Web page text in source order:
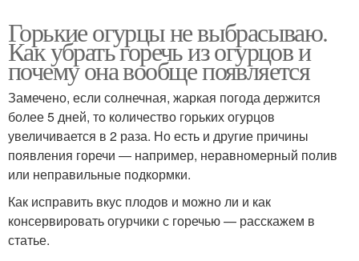
Горькие огурцы не выбрасываю.
Как убрать горечь из огурцов и
почему она вообще появляется
Замечено, если солнечная, жаркая погода держится
более 5 дней, то количество горьких огурцов
увеличивается в 2 раза. Но есть и другие причины
появления горечи — например, неравномерный полив
или неправильные подкормки.
Как исправить вкус плодов и можно ли и как
консервировать огурчики с горечью — расскажем в
статье.